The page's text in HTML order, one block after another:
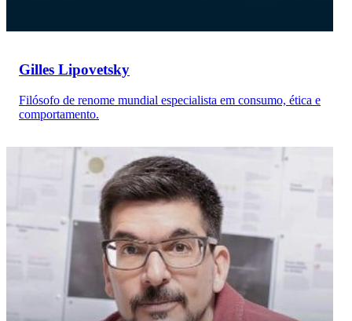
Gilles Lipovetsky
Filósofo de renome mundial especialista em consumo, ética e
comportamento.